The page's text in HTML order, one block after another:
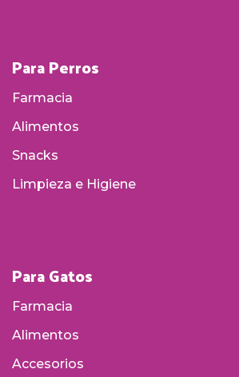
Para Perros
Farmacia
Alimentos
Snacks
Limpieza e Higiene
Para Gatos
Farmacia
Alimentos
Accesorios